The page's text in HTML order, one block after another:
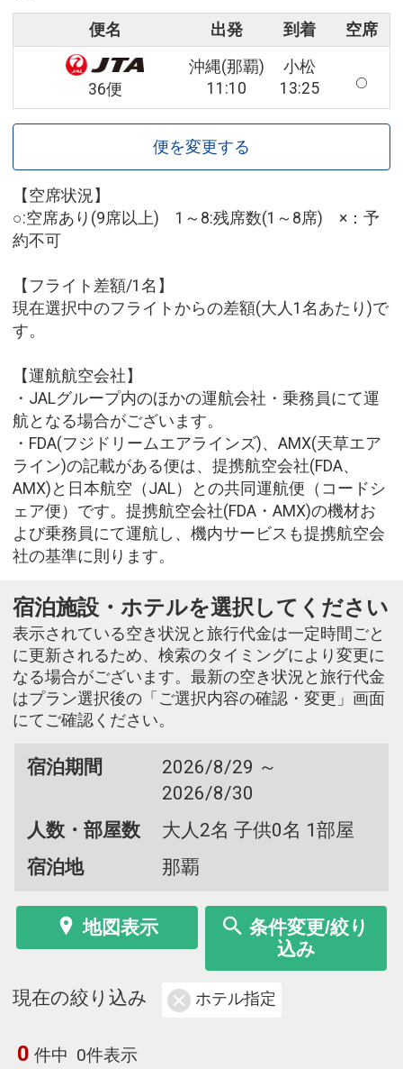
便名 出発 到着 空席
36便
沖縄(那覇)
11:10
小松
13:25
便を変更する
【空席状況】
○:空席あり(9席以上) 1～8:残席数(1～8席) ×：予
約不可
【フライト差額/1名】
現在選択中のフライトからの差額(大人1名あたり)で
す。
【運航航空会社】
・JALグループ内のほかの運航会社・乗務員にて運
航となる場合がございます。
・FDA(フジドリームエアラインズ)、AMX(天草エア
ライン)の記載がある便は、提携航空会社(FDA、
AMX)と日本航空（JAL）との共同運航便（コードシ
ェア便）です。提携航空会社(FDA・AMX)の機材お
よび乗務員にて運航し、機内サービスも提携航空会
社の基準に則ります。
宿泊施設・ホテルを選択してください
表示されている空き状況と旅行代金は一定時間ごと
に更新されるため、検索のタイミングにより変更に
なる場合がございます。最新の空き状況と旅行代金
はプラン選択後の「ご選択内容の確認・変更」画面
にてご確認ください。
宿泊期間
2026/8/29 ～
2026/8/30
人数・部屋数
大人2名 子供0名 1部屋
宿泊地
那覇
地図表示
条件変更/絞り
込み
現在の絞り込み ホテル指定
0 件中 0件表示